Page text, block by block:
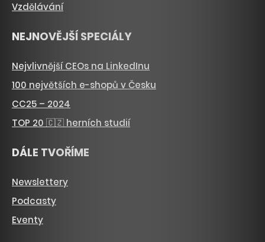
Vzdělávání
NEJNOVĚJŠÍ SPECIÁLY
Nejvlivnější CEOs na LinkedInu
100 největších e-shopů v Česku
CC25 – 2024
TOP 20 🇨🇿 herních studií
DÁLE TVOŘÍME
Newslettery
Podcasty
Eventy